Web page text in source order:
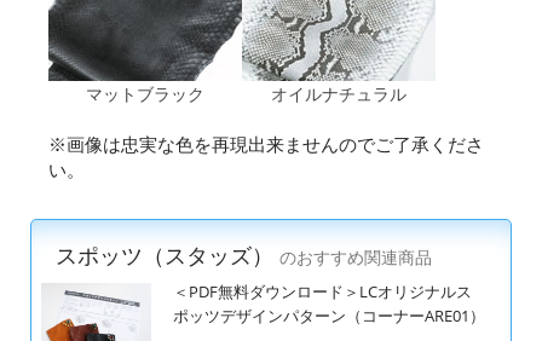
マットブラック オイルナチュラル
※画像は忠実な色を再現出来ませんのでご了承くださ
い。
スポッツ（スタッズ）
のおすすめ関連商品
＜PDF無料ダウンロード＞LCオリジナルス
ポッツデザインパターン（コーナーARE01）